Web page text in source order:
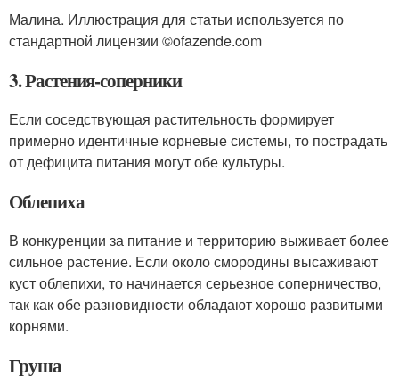
Малина. Иллюстрация для статьи используется по
стандартной лицензии ©ofazende.com
3. Растения-соперники
Если соседствующая растительность формирует
примерно идентичные корневые системы, то пострадать
от дефицита питания могут обе культуры.
Облепиха
В конкуренции за питание и территорию выживает более
сильное растение. Если около смородины высаживают
куст облепихи, то начинается серьезное соперничество,
так как обе разновидности обладают хорошо развитыми
корнями.
Груша